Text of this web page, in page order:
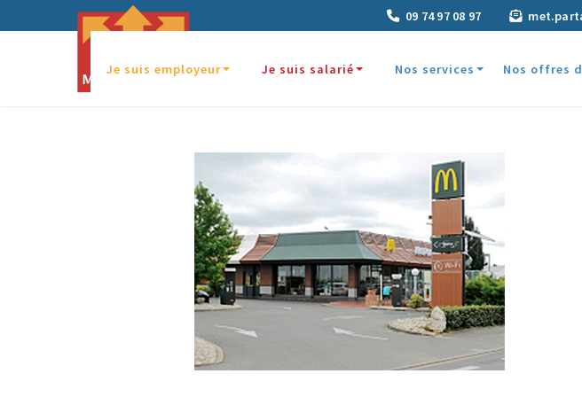
09 74 97 08 97
Je suis employeur Je suis salarié Nos services Nos offres
Panneau de gestion des cookies